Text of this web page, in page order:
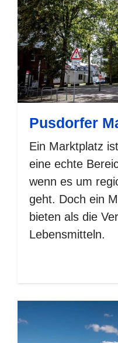
Pusdorfer
Ein Marktplatz
eine echte
wenn es um
geht. Doch ein
bieten als die
Lebensmitteln.